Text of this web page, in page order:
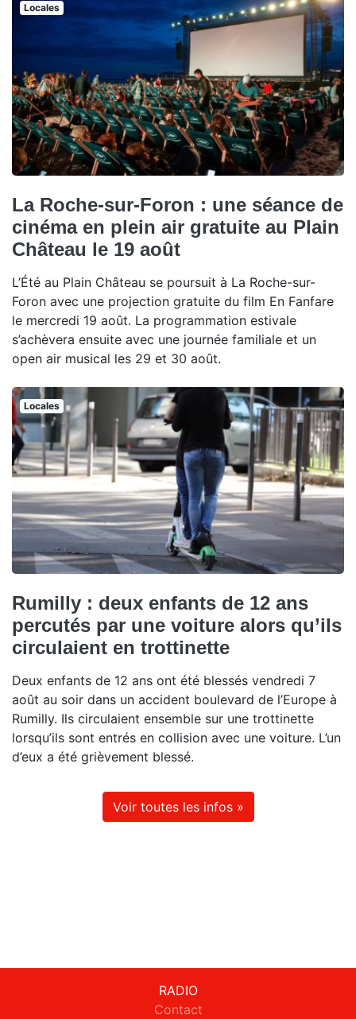
Locales
La Roche-sur-Foron : une séance de
cinéma en plein air gratuite au Plain
Château le 19 août
L’Été au Plain Château se poursuit à La Roche-sur-
Foron avec une projection gratuite du film En Fanfare
le mercredi 19 août. La programmation estivale
s’achèvera ensuite avec une journée familiale et un
open air musical les 29 et 30 août.
Locales
Rumilly : deux enfants de 12 ans
percutés par une voiture alors qu’ils
circulaient en trottinette
Deux enfants de 12 ans ont été blessés vendredi 7
août au soir dans un accident boulevard de l’Europe à
Rumilly. Ils circulaient ensemble sur une trottinette
lorsqu’ils sont entrés en collision avec une voiture. L’un
d’eux a été grièvement blessé.
Voir toutes les infos »
RADIO
Contact